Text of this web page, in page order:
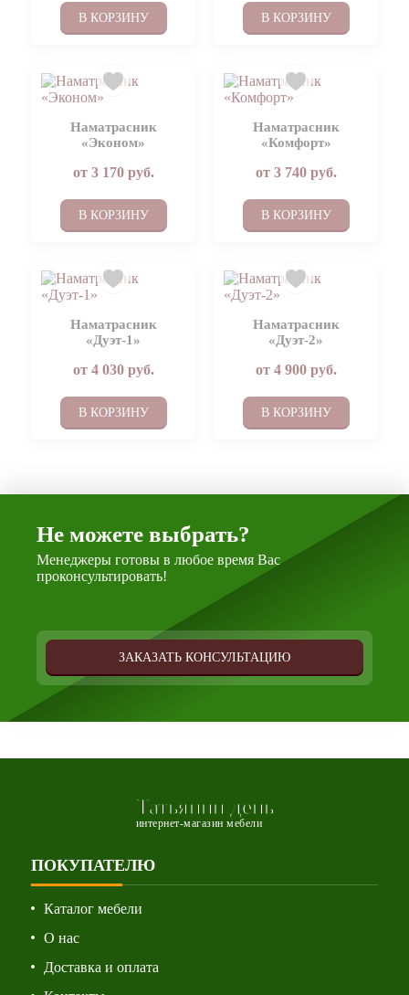
В КОРЗИНУ В КОРЗИНУ
Наматрасник
«Эконом»
от 3 170руб.
В КОРЗИНУ
Наматрасник
«Комфорт»
от 3 740руб.
В КОРЗИНУ
Наматрасник
«Дуэт-1»
от 4 030руб.
В КОРЗИНУ
Наматрасник
«Дуэт-2»
от 4 900руб.
В КОРЗИНУ
Не можете выбрать?
Менеджеры готовы в любое время Вас
проконсультировать!
ЗАКАЗАТЬ КОНСУЛЬТАЦИЮ
Татьянин день
интернет-магазин мебели
ПОКУПАТЕЛЮ
Каталог мебели
О нас
Доставка и оплата